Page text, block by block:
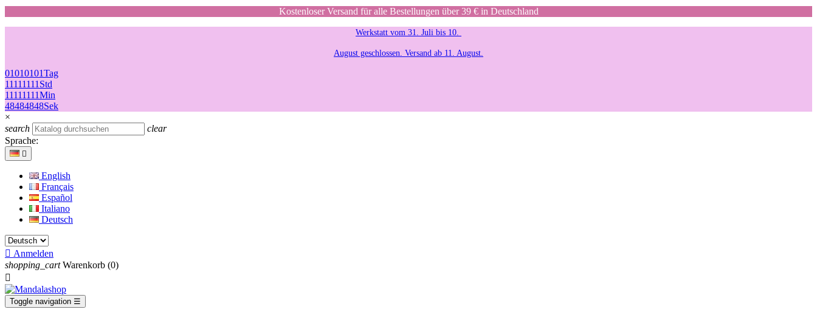
Kostenloser Versand für alle Bestellungen über 39 € in Deutschland
Werkstatt vom 31. Juli bis 10.
August geschlossen. Versand ab 11. August.
01010101Tag
11111111 Std
11111111Min
48484848Sek
×
search
clear
Sprache:

English
Français
Español
Italiano
Deutsch
 Anmelden
shopping_cart Warenkorb (0)

Toggle navigation ☰